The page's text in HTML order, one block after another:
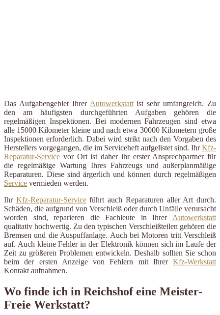
Das Aufgabengebiet Ihrer Autowerkstattist sehr umfangreich. Zu
den am häufigsten durchgeführten Aufgaben gehören die
regelmäßigen Inspektionen. Bei modernen Fahrzeugen sind etwa
alle 15000 Kilometer kleine und nach etwa 30000 Kilometern große
Inspektionen erforderlich. Dabei wird strikt nach den Vorgaben des
Herstellers vorgegangen, die im Serviceheft aufgelistet sind. IhrKfz-
Reparatur-Service vor Ort ist daher ihr erster Ansprechpartner für
die regelmäßige Wartung Ihres Fahrzeugs und außerplanmäßige
Reparaturen. Diese sind ärgerlich und können durch regelmäßigen
Service vermieden werden.
Ihr Kfz-Reparatur-Serviceführt auch Reparaturen aller Art durch.
Schäden, die aufgrund von Verschleiß oder durch Unfälle verursacht
worden sind, reparieren die Fachleute in Ihrer Autowerkstatt
qualitativ hochwertig. Zu den typischen Verschleißteilen gehören die
Bremsen und die Auspuffanlage. Auch bei Motoren tritt Verschleiß
auf. Auch kleine Fehler in der Elektronik können sich im Laufe der
Zeit zu größeren Problemen entwickeln. Deshalb sollten Sie schon
beim der ersten Anzeige von Fehlern mit Ihrer Kfz-Werkstatt
Kontakt aufnahmen.
Wo finde ich in Reichshof eine Meister-
Freie Werkstatt?